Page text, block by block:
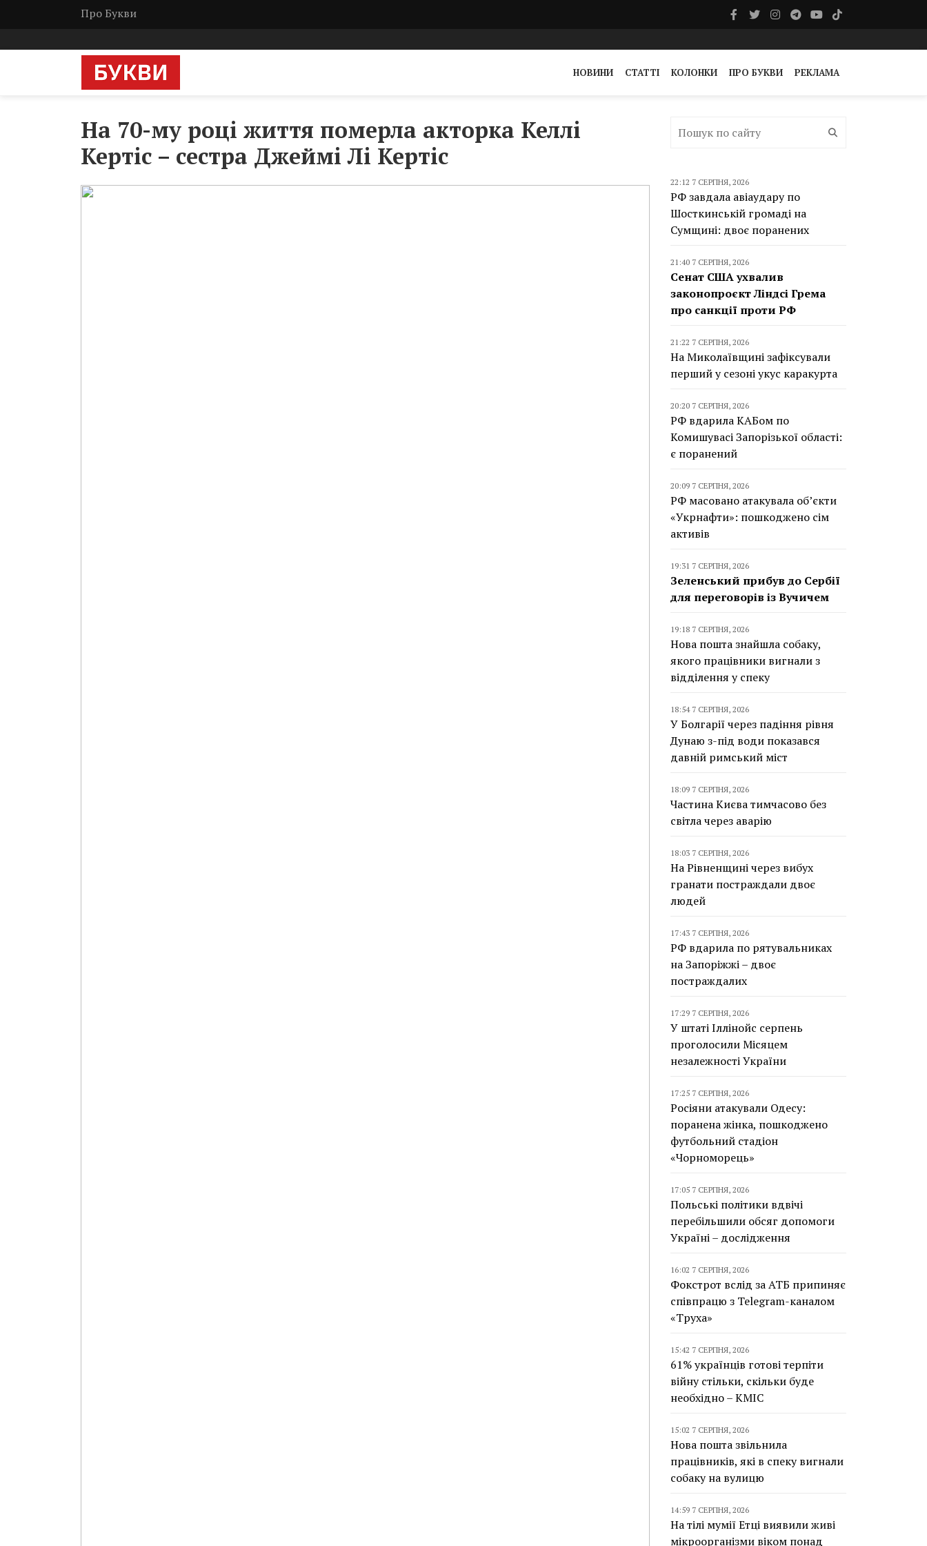
Про Букви
НОВИНИ СТАТТІ КОЛОНКИ ПРО БУКВИ РЕКЛАМА
На 70-му році життя померла акторка Келлі
Кертіс – сестра Джеймі Лі Кертіс
22:12 7 СЕРПНЯ, 2026
РФ завдала авіаудару по
Шосткинській громаді на
Сумщині: двоє поранених
21:40 7 СЕРПНЯ, 2026
Сенат США ухвалив
законопроєкт Ліндсі Грема
про санкції проти РФ
21:22 7 СЕРПНЯ, 2026
На Миколаївщині зафіксували
перший у сезоні укус каракурта
20:20 7 СЕРПНЯ, 2026
РФ вдарила КАБом по
Комишувасі Запорізької області:
є поранений
20:09 7 СЕРПНЯ, 2026
РФ масовано атакувала об’єкти
«Укрнафти»: пошкоджено сім
активів
19:31 7 СЕРПНЯ, 2026
Зеленський прибув до Сербії
для переговорів із Вучичем
19:18 7 СЕРПНЯ, 2026
Нова пошта знайшла собаку,
якого працівники вигнали з
відділення у спеку
18:54 7 СЕРПНЯ, 2026
У Болгарії через падіння рівня
Дунаю з-під води показався
давній римський міст
18:09 7 СЕРПНЯ, 2026
Частина Києва тимчасово без
світла через аварію
18:03 7 СЕРПНЯ, 2026
На Рівненщині через вибух
гранати постраждали двоє
людей
17:43 7 СЕРПНЯ, 2026
РФ вдарила по рятувальниках
на Запоріжжі – двоє
постраждалих
17:29 7 СЕРПНЯ, 2026
У штаті Іллінойс серпень
проголосили Місяцем
незалежності України
17:25 7 СЕРПНЯ, 2026
Росіяни атакували Одесу:
поранена жінка, пошкоджено
футбольний стадіон
«Чорноморець»
17:05 7 СЕРПНЯ, 2026
Польські політики вдвічі
перебільшили обсяг допомоги
Україні – дослідження
16:02 7 СЕРПНЯ, 2026
Фокстрот вслід за АТБ припиняє
співпрацю з Telegram-каналом
«Труха»
15:42 7 СЕРПНЯ, 2026
61% українців готові терпіти
війну стільки, скільки буде
необхідно – КМІС
15:02 7 СЕРПНЯ, 2026
Нова пошта звільнила
працівників, які в спеку вигнали
собаку на вулицю
14:59 7 СЕРПНЯ, 2026
На тілі мумії Етці виявили живі
мікроорганізми віком понад